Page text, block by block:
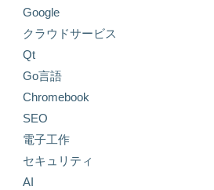
Google
クラウドサービス
Qt
Go言語
Chromebook
SEO
電子工作
セキュリティ
AI